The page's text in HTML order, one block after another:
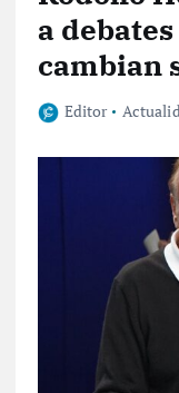
a
cambian
Editor